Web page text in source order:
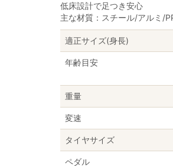
低床設計で足つき安心
主な材質：スチール/アルミ/
適正サイズ(身長)
年齢目安
重量
変速
タイヤサイズ
ペダル